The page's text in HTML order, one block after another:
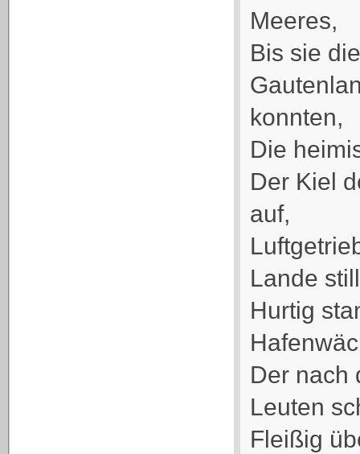
Meeres,
Bis sie
konnten,
Die
Der Kiel
auf,
Lande
Hurtig
Der nach
Leuten
Fleißig